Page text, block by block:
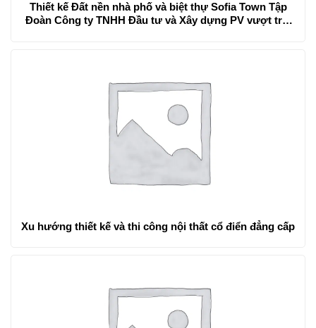
Thiết kế Đất nền nhà phố và biệt thự Sofia Town Tập
Đoàn Công ty TNHH Đầu tư và Xây dựng PV vượt trôi
Xu hướng thiết kế và thi công nội thất cổ điển đẳng cấp